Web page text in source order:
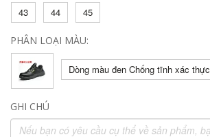
43 44 45
PHÂN LOẠI MÀU:
Dòng màu đen Chống tĩnh xác thực
GHI CHÚ